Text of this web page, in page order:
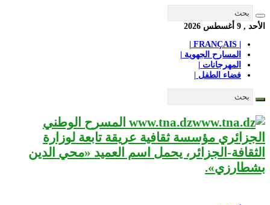
الأحد , 9 أغسطس 2026
المسارح الجهوية |
المهرجانات |
فضاء الطفل |
www.tna.dz المسرح الوطني
الجزائري مؤسسة ثقافية عريقة تابعة لوزارة
الثقافة-الجزائر، يحمل اسم العميد «محي الدين
بشطارزي».